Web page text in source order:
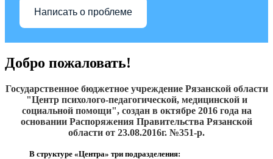
Написать о проблеме
Добро пожаловать!
Государственное бюджетное учреждение Рязанской области
"Центр психолого-педагогической, медицинской и
социальной помощи", создан в октябре 2016года на
основании Распоряжения Правительства Рязанской
области от 23.08.2016г. №351-р.
В структуре «Центра» три подразделения: